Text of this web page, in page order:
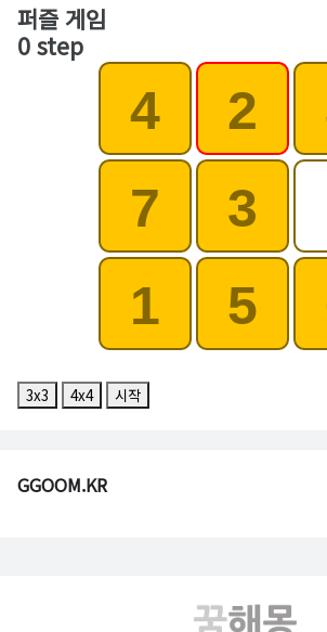
퍼즐 게임
0 step
4 2
7
3
1
5
3x3 4x4 시작
GGOOM.KR